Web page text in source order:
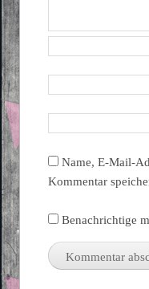
Name, E-Mail-
Kommentar
Benachrichtige